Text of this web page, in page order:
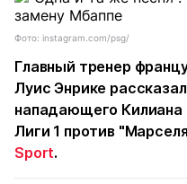
Фото: instagram.com/psg/
Главный тренер
Луис Энрике
нападающего Килиана
Лиги 1 против
Sport.